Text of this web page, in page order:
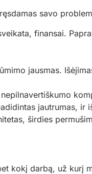
savo
finansai.
jausmas.
jautrumas, ir
širdies
kokį darbą, už kurį